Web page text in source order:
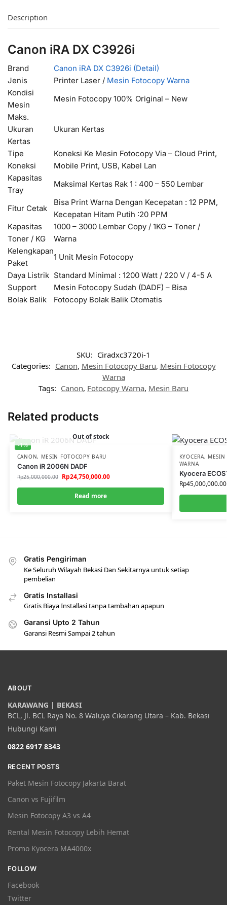
Description
Canon iRA DX C3926i
Brand
Canon iRA DX C3926i (Detail)
Jenis
Printer Laser / Mesin Fotocopy Warna
Kondisi
Mesin
Mesin Fotocopy 100% Original – New
Maks.
Ukuran
Kertas
Ukuran Kertas
Tipe
Koneksi
Koneksi Ke Mesin Fotocopy Via – Cloud Print,
Mobile Print, USB, Kabel Lan
Kapasitas
Tray
Maksimal Kertas Rak 1 : 400 – 550 Lembar
Fitur Cetak
Bisa Print Warna Dengan Kecepatan : 12 PPM,
Kecepatan Hitam Putih :20 PPM
Kapasitas
Toner / KG
1000 – 3000 Lembar Copy / 1KG – Toner /
Warna
Kelengkapan
Paket
1 Unit Mesin Fotocopy
Daya Listrik Standard Minimal : 1200 Watt / 220 V / 4-5 A
Support
Bolak Balik
Mesin Fotocopy Sudah (DADF) – Bisa
Fotocopy Bolak Balik Otomatis
SKU: Ciradxc3720i-1
Categories: Canon, Mesin Fotocopy Baru, Mesin Fotocopy
Warna
Tags: Canon, Fotocopy Warna, Mesin Baru
Related products
-1%
Out of stock
CANON, MESIN FOTOCOPY BARU
Canon iR 2006N DADF
Rp25,000,000.00 Rp24,750,000.00
Read more
KYOCERA, MESIN
WARNA
Kyocera
Rp45,000,000.00
Gratis Pengiriman
Ke Seluruh Wilayah Bekasi Dan Sekitarnya untuk setiap
pembelian
Gratis Installasi
Gratis Biaya Installasi tanpa tambahan apapun
Garansi Upto 2 Tahun
Garansi Resmi Sampai 2 tahun
ABOUT
KARAWANG | BEKASI
BCL, Jl. BCL Raya No. 8 Waluya Cikarang Utara – Kab. Bekasi
Hubungi Kami
0822 6917 8343
RECENT POSTS
Paket Mesin Fotocopy Jakarta Barat
Canon vs Fujifilm
Mesin Fotocopy A3 vs A4
Rental Mesin Fotocopy Lebih Hemat
Promo Kyocera MA4000x
FOLLOW
Facebook
Twitter